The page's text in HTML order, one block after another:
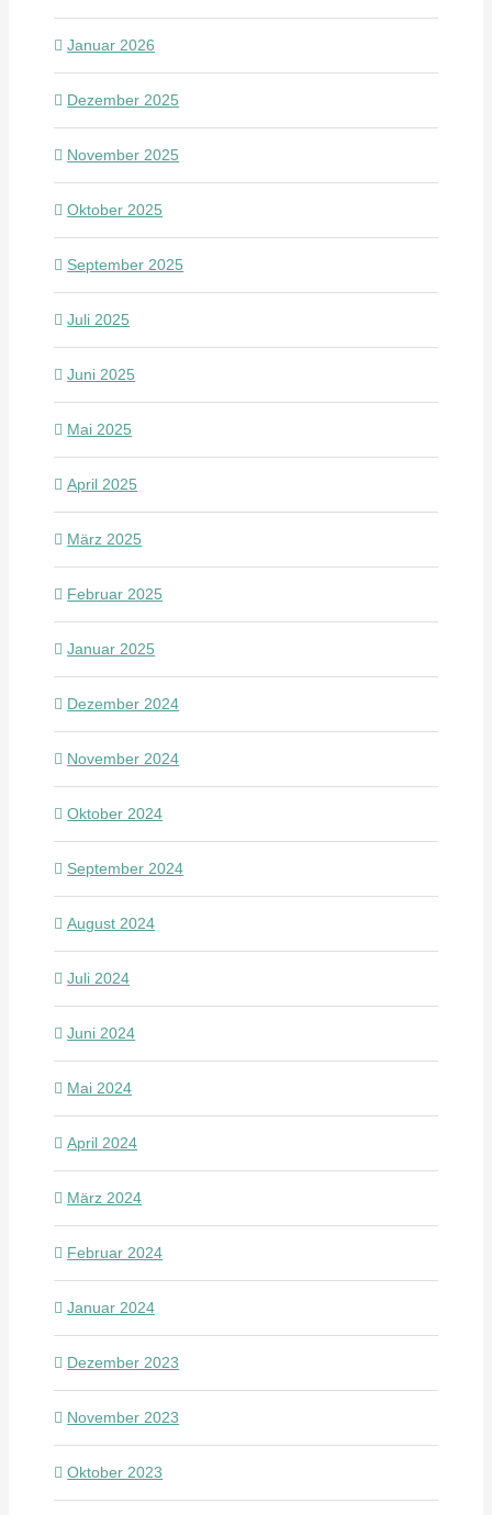
Januar 2026
Dezember 2025
November 2025
Oktober 2025
September 2025
Juli 2025
Juni 2025
Mai 2025
April 2025
März 2025
Februar 2025
Januar 2025
Dezember 2024
November 2024
Oktober 2024
September 2024
August 2024
Juli 2024
Juni 2024
Mai 2024
April 2024
März 2024
Februar 2024
Januar 2024
Dezember 2023
November 2023
Oktober 2023